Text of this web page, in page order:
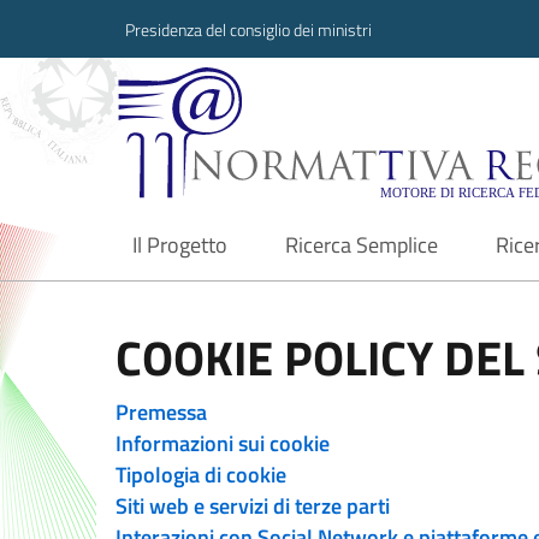
Presidenza del consiglio dei ministri
Normattiva
Il Progetto
current Ricerca Semplice
COOKIE POLICY
Premessa
Informazioni sui cookie
Tipologia di cookie
Siti web e servizi di terze parti